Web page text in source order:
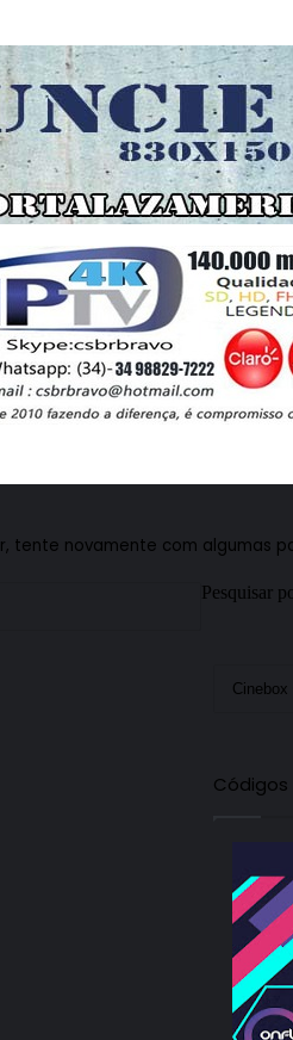
tente novamente com algumas
Pesquisar
Códigos